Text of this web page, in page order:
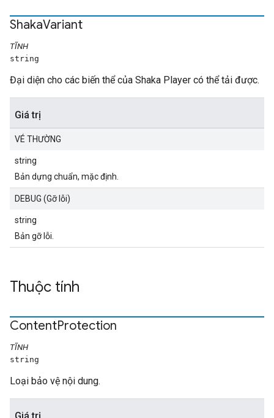
ShakaVariant
TĨNH
string
Đại diện cho các biến thể của Shaka Player có thể tải được.
Giá trị
VÉ THƯỜNG
string
Bản dựng chuẩn, mặc định.
DEBUG (Gỡ lỗi)
string
Bản gỡ lỗi.
Thuộc tính
ContentProtection
TĨNH
string
Loại bảo vệ nội dung.